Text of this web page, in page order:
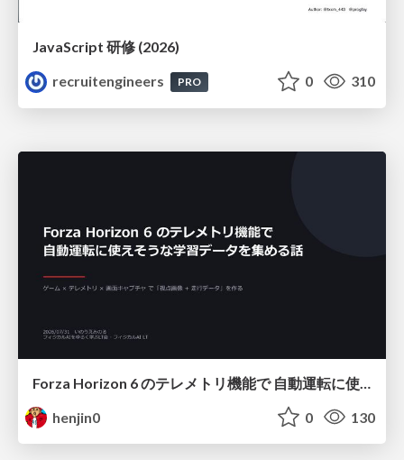
JavaScript 研修 (2026)
recruitengineers
PRO 0 310
henjin0
0 130